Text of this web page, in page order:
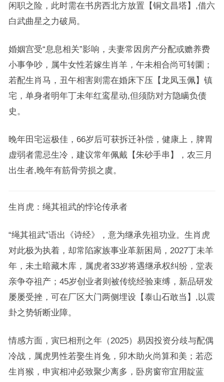
闲职之险，此时需在书房西北方放置【铜文昌塔】,借六
白武曲星之力破局。
婚姻宫受“息息相关”影响，夫妻常因房产分配或赡养费
小事争吵，属牛女性若嫁生肖羊，午未相合尚可转圜；
若配生肖马，丑午相害则需在婚床下压【龙凤玉佩】镇
宅，单身者明年丁未年红鸾星动,但须防对方隐瞒负债
史。
晚年田宅运极佳，66岁后可获拆迁补偿，健康上，脾胃
虚弱者需忌生冷，建议常年佩戴【朱砂手串】，农三月
出生者,晚年有筋骨劳损之虞。
生肖虎：绳其祖武的悖论传承者
“绳其祖武”语出《诗经》，意为继承先祖功业。生肖虎
对此极为执着，却常陷家族事业革新困局，2027丁未羊
年，未土暗藏木库，属虎者33岁将遇继承权纠纷，堂表
亲争夺祖产；45岁创业者则被传统经验束缚，新品研发
屡屡受挫，可在厂区大门两侧埋设【泰山石敢当】,以震
卦之势斩断业障。
情感方面，寅巳相刑之年（2025）易因投资分歧与配偶
冷战，属虎男性若娶生肖兔，卯木助火尚算和美；若恋
生肖猴，申寅相冲必致聚少离多，卧房窗帘宜用靛蓝